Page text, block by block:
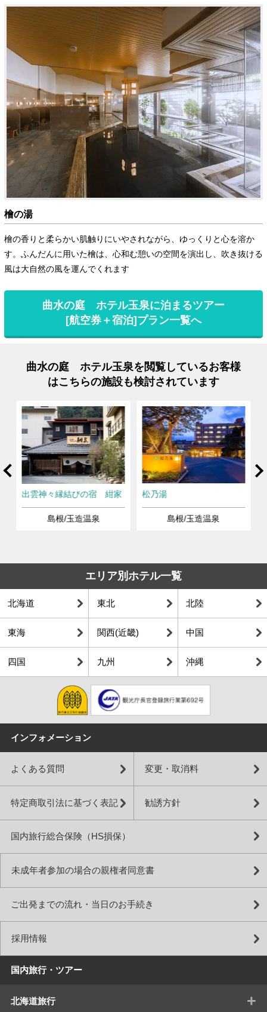
檜の湯
檜の香りと柔らかい肌触りにいやされながら、ゆっくりと心を溶か
す。ふんだんに用いた檜は、心和む憩いの空間を演出し、吹き抜ける
風は大自然の風を運んでくれます
曲水の庭 ホテル玉泉に泊まるツアー
[航空券＋宿泊]プラン一覧へ
曲水の庭 ホテル玉泉を閲覧しているお客様
はこちらの施設も検討されています
出雲神々縁結びの宿 紺家
島根/玉造温泉
松乃湯
島根/玉造温泉
エリア別ホテル一覧
北海道 東北 北陸
東海 関西(近畿) 中国
四国 九州 沖縄
インフォメーション
よくある質問 変更・取消料
特定商取引法に基づく表記 勧誘方針
国内旅行総合保険（HS損保）
未成年者参加の場合の親権者同意書
ご出発までの流れ・当日のお手続き
採用情報
国内旅行・ツアー
北海道旅行 +